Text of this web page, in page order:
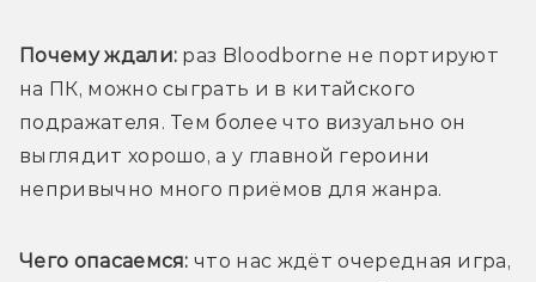
Почему ждали: раз Bloodborne не портируют
на ПК, можно сыграть и в китайского
подражателя. Тем более что визуально он
выглядит хорошо, а у главной героини
непривычно много приёмов для жанра.
Чего опасаемся: что нас ждёт очередная игра,